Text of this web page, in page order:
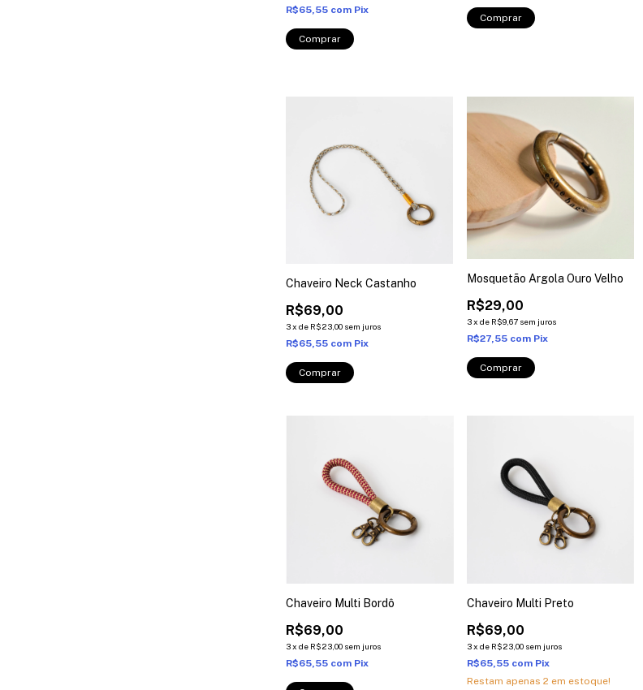
R$65,55 com Pix
Chaveiro Neck Castanho
R$69,00
3xde R$23,00 sem juros
R$65,55 com Pix
Mosquetão Argola Ouro Velho
R$29,00
3x de R$9,67 sem juros
R$27,55 com Pix
Chaveiro Multi Bordô
R$69,00
3xde R$23,00 sem juros
R$65,55 com Pix
Chaveiro Multi Preto
R$69,00
3x de R$23,00 sem juros
R$65,55 com Pix
Restam apenas 2 em estoque!